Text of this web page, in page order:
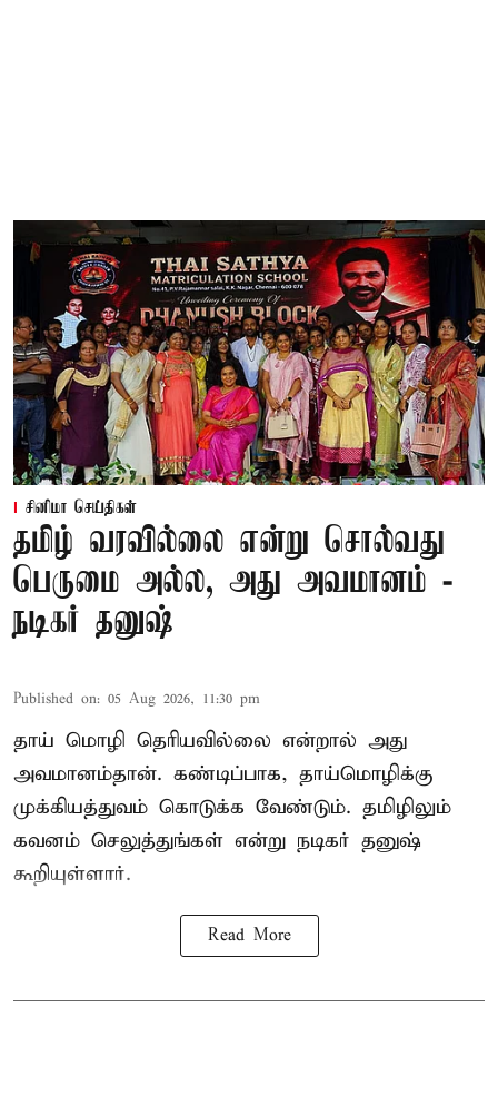
சினிமா செய்திகள்
தமிழ் வரவில்லை என்று சொல்வது
பெருமை அல்ல, அது அவமானம் -
நடிகர் தனுஷ்
Published on: 05 Aug 2026, 11:30 pm
தாய் மொழி தெரியவில்லை என்றால் அது
அவமானம்தான். கண்டிப்பாக, தாய்மொழிக்கு
முக்கியத்துவம் கொடுக்க வேண்டும். தமிழிலும்
கவனம் செலுத்துங்கள் என்று நடிகர் தனுஷ்
கூறியுள்ளார்.
Read More